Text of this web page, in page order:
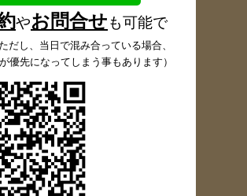
やお問合せも可能で
ただし、当日で混み合っている場合、
優先になってしまう事もあります）